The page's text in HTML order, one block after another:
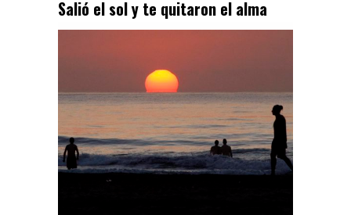
Salió el sol y te quitaron el alma